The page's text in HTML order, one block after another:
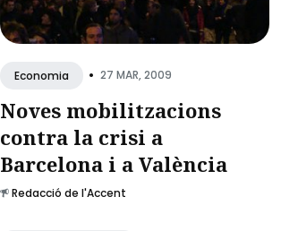
Economia • 27 MAR, 2009
Noves mobilitzacions
contra la crisi a
Barcelona i a València
Redacció de l'Accent